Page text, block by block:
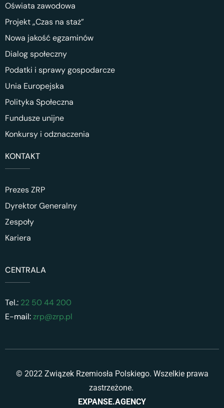
Oświata zawodowa
Projekt „Czas na staż”
Nowa jakość egzaminów
Dialog społeczny
Podatki i sprawy gospodarcze
Unia Europejska
Polityka Społeczna
Fundusze unijne
Konkursy i odznaczenia
KONTAKT
Prezes ZRP
Dyrektor Generalny
Zespoły
Kariera
CENTRALA
Tel.: 22 50 44 200
E-mail:zrp@zrp.pl
© 2022 Związek Rzemiosła Polskiego. Wszelkie prawa
zastrzeżone.
EXPANSE.AGENCY